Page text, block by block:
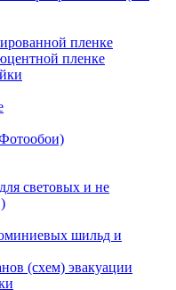
пленке
пленке
световых и не
шильд и
(схем) эвакуации